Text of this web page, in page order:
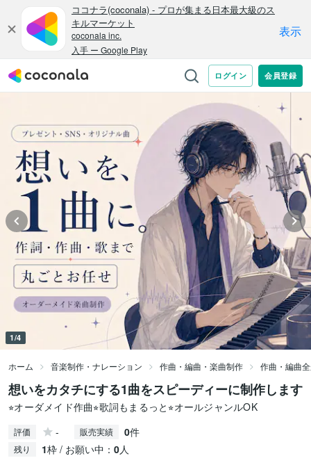
1/4
ホーム 音楽制作・ナレーション 作曲・編曲・楽曲制作 作曲・編曲
想いをカタチにする1曲をスピーディーに制作します
⭐︎オーダメイド作曲⭐︎歌詞もまるっと⭐︎オールジャンルOK
評価 - 販売実績 0件
残り 1枠 / お願い中： 0人